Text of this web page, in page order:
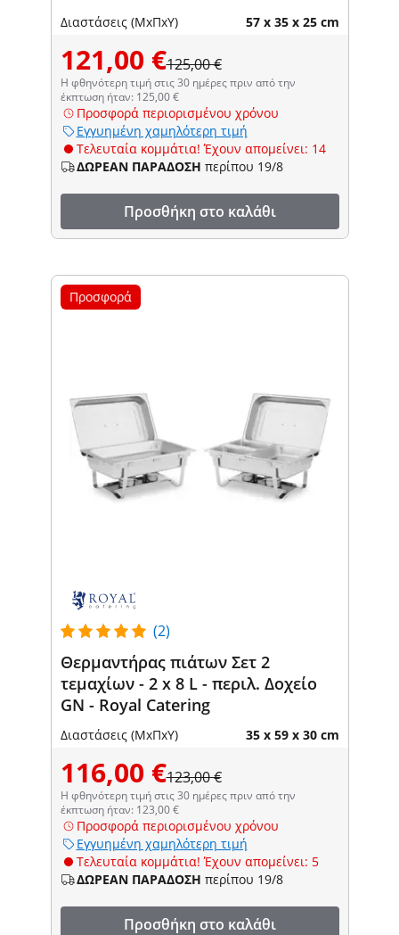
Διαστάσεις (ΜxΠxΥ) 57 x 35 x 25 cm
121,00 €125,00 €
Η φθηνότερη τιμή στις 30 ημέρες πριν από την
έκπτωση ήταν: 125,00 €
Προσφορά περιορισμένου χρόνου
Εγγυημένη χαμηλότερη τιμή
Τελευταία κομμάτια! Έχουν απομείνει: 14
ΔΩΡΕΑΝ ΠΑΡΑΔΟΣΗ περίπου 19/8
Προσθήκη στο καλάθι
Προσφορά
(2)
Θερμαντήρας πιάτων Σετ 2
τεμαχίων - 2 x 8 L - περιλ. Δοχείο
GN - Royal Catering
Διαστάσεις (ΜxΠxΥ) 35 x 59 x 30 cm
116,00 €123,00 €
Η φθηνότερη τιμή στις 30 ημέρες πριν από την
έκπτωση ήταν: 123,00 €
Προσφορά περιορισμένου χρόνου
Εγγυημένη χαμηλότερη τιμή
Τελευταία κομμάτια! Έχουν απομείνει: 5
ΔΩΡΕΑΝ ΠΑΡΑΔΟΣΗ περίπου 19/8
Προσθήκη στο καλάθι